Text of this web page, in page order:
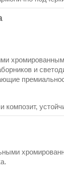
и
композит,